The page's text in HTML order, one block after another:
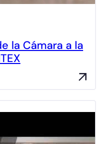
la Cámara a la